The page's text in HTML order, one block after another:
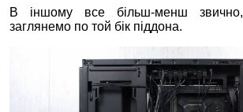
В іншому все більш-менш
заглянемо по той бік піддона.